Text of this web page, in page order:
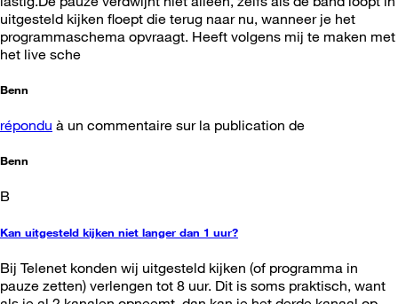
uitgesteld kijken floept die terug naar nu, wanneer je het
programmaschema opvraagt. Heeft volgens mij te maken met
het live sche
Benn
répondu à un commentaire sur la publication de
Benn
B
Kan uitgesteld kijken niet langer dan 1 uur?
Bij Telenet konden wij uitgesteld kijken (of programma in
pauze zetten) verlengen tot 8 uur. Dit is soms praktisch, want